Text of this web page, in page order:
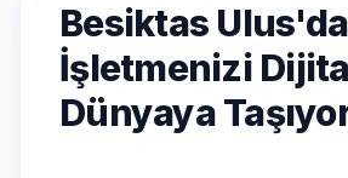
Besiktas Ulus'da
İşletmenizi
Dünyaya